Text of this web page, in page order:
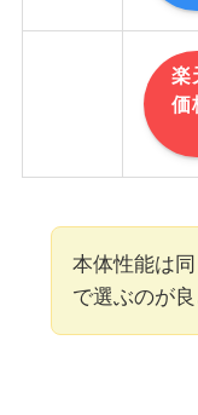
楽
価
本体性能は
で選ぶのが良